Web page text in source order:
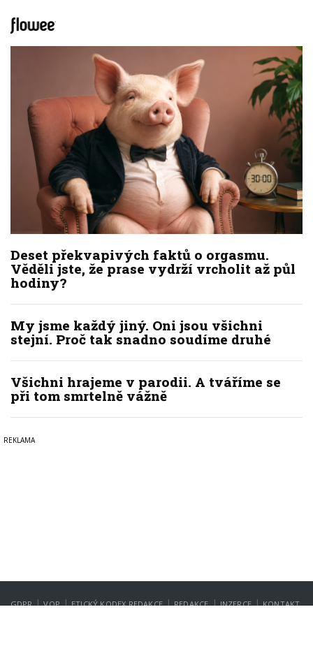
Deset překvapivých faktů o orgasmu.
Věděli jste, že prase vydrží vrcholit až půl
hodiny?
My jsme každý jiný. Oni jsou všichni
stejní. Proč tak snadno soudíme druhé
Všichni hrajeme v parodii. A tváříme se
při tom smrtelně vážně
GDPR | VOP | ETICKÝ KODEX REDAKCE | REDAKCE | INZERCE | KONTAKT